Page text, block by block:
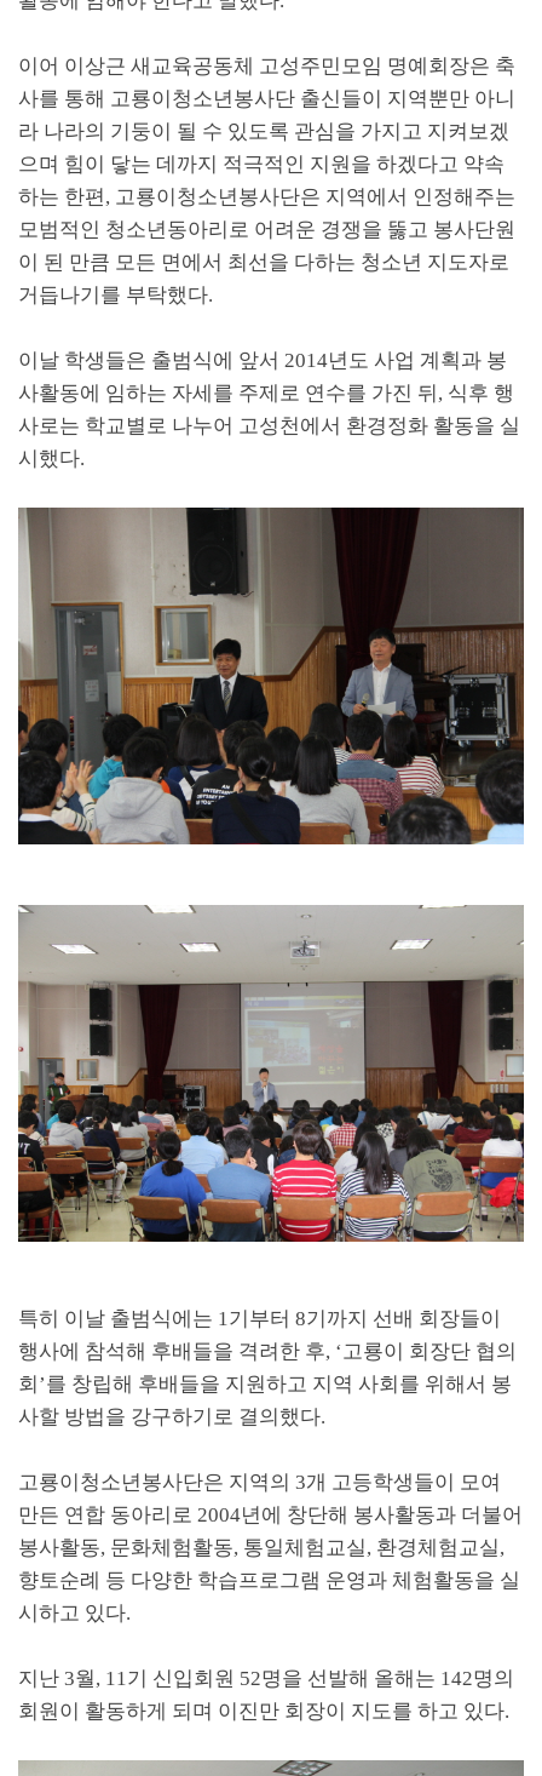
이어 이상근 새교육공동체 고성주민모임 명예회장은 축
사를 통해 고룡이청소년봉사단 출신들이 지역뿐만 아니
라 나라의 기둥이 될 수 있도록 관심을 가지고 지켜보겠
으며 힘이 닿는 데까지 적극적인 지원을 하겠다고 약속
하는 한편, 고룡이청소년봉사단은 지역에서 인정해주는
모범적인 청소년동아리로 어려운 경쟁을 뚫고 봉사단원
이 된 만큼 모든 면에서 최선을 다하는 청소년 지도자로
거듭나기를 부탁했다.
이날 학생들은 출범식에 앞서 2014년도 사업 계획과 봉
사활동에 임하는 자세를 주제로 연수를 가진 뒤 , 식후 행
사로는 학교별로 나누어 고성천에서 환경정화 활동을 실
시했다.
특히 이날 출범식에는 1기부터 8기까지 선배 회장들이
행사에 참석해 후배들을 격려한 후, ‘고룡이 회장단 협의
회 ’를 창립해 후배들을 지원하고 지역 사회를 위해서 봉
사할 방법을 강구하기로 결의했다.
고룡이청소년봉사단은 지역의 3개 고등학생들이 모여
만든 연합 동아리로 2004년에 창단해 봉사활동과 더불어
봉사활동, 문화체험활동, 통일체험교실, 환경체험교실,
향토순례 등 다양한 학습프로그램 운영과 체험활동을 실
시하고 있다.
지난 3월, 11기 신입회원 52명을 선발해 올해는 142명의
회원이 활동하게 되며 이진만 회장이 지도를 하고 있다.